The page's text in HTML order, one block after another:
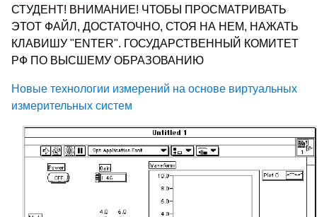
СТУДЕНТ! ВНИМАНИЕ! ЧТОБЫ ПРОСМАТРИВАТЬ
ЭТОТ ФАЙЛ, ДОСТАТОЧНО, СТОЯ НА НЕМ, НАЖАТЬ
КЛАВИШУ "ENTER". ГОСУДАРСТВЕННЫЙ КОМИТЕТ
РФ ПО ВЫСШЕМУ ОБРАЗОВАНИЮ
Новые технологии измерений на основе виртуальных
измерительных систем